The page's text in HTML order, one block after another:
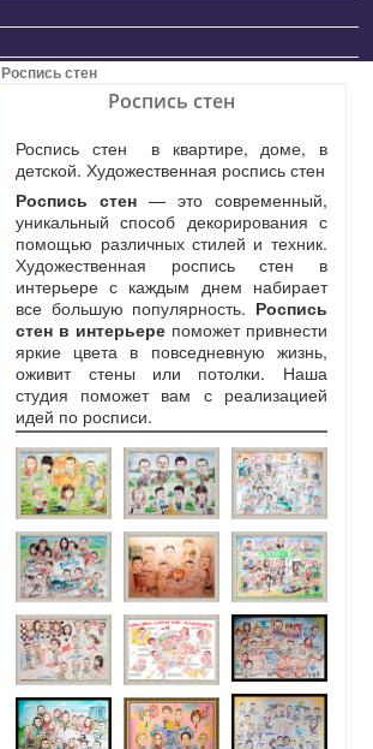
Роспись стен
Роспись стен
Роспись стен в квартире, доме, в
детской. Художественная роспись стен
Роспись стен — это современный,
уникальный способ декорирования с
помощью различных стилей и техник.
Художественная роспись стен в
интерьере с каждым днем набирает
все большую популярность. Роспись
стен в интерьерепоможет привнести
яркие цвета в повседневную жизнь,
оживит стены или потолки. Наша
студия поможет вам с реализацией
идей по росписи.